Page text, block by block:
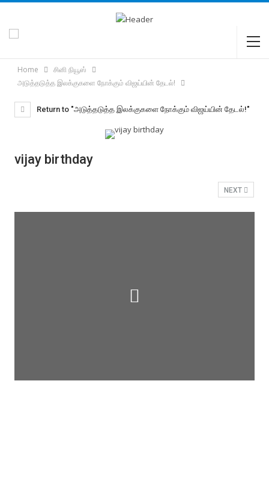
Home
சினி நியூஸ்
அடுத்தடுத்த இலக்குகளை நோக்கும் விஜய்யின் தேடல்!
Return to "அடுத்தடுத்த இலக்குகளை நோக்கும் விஜய்யின் தேடல்!"
vijay birthday
NEXT